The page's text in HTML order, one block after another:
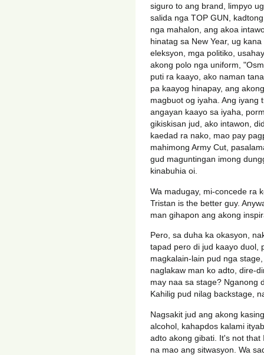
siguro to ang brand, limpyo
salida nga TOP GUN,
nga mahalon, ang akoa
hinatag sa New Year, ug
eleksyon, mga politiko,
akong polo nga uniform,
puti ra kaayo, ako naman
pa kaayog hinapay, ang
magbuot og iyaha. Ang iyang
angayan kaayo sa iyaha,
gikiskisan jud, ako intawon,
kaedad ra nako, mao pay
mahimong Army Cut,
gud maguntingan imong
kinabuhia oi.
Wa madugay, mi-concede ra
Tristan is the better guy.
man gihapon ang akong
Pero, sa duha ka okasyon,
tapad pero di jud kaayo duol,
magkalain-lain pud nga
naglakaw man ko adto, dire-
may naa sa stage? Nganong
Kahilig pud nilag backstage,
Nagsakit jud ang akong
alcohol, kahapdos kalami
adto akong gibati. It's not that
na mao ang sitwasyon. Wa